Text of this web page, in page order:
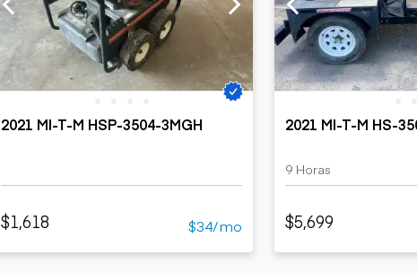
2021 MI-T-M HSP-3504-3MGH
$1,618 $34/mo
2021 MI-T-M HS-
9 Horas
$5,699